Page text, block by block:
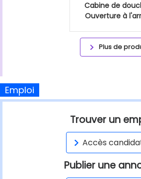
Cabine de
Ouverture à
Plus de
Emploi
Trouver un
Accès
Publier une